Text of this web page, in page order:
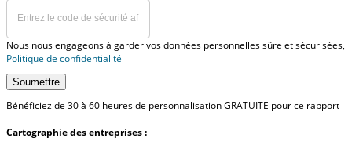
Nous nous engageons à garder vos données personnelles sûre et sécurisées,
Politique de confidentialité
Soumettre
Bénéficiez de 30 à 60 heures de personnalisation GRATUITE pour ce rapport
Cartographie des entreprises :